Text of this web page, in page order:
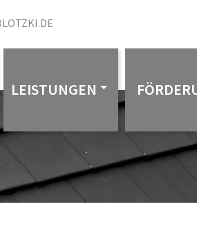
LEISTUNGEN